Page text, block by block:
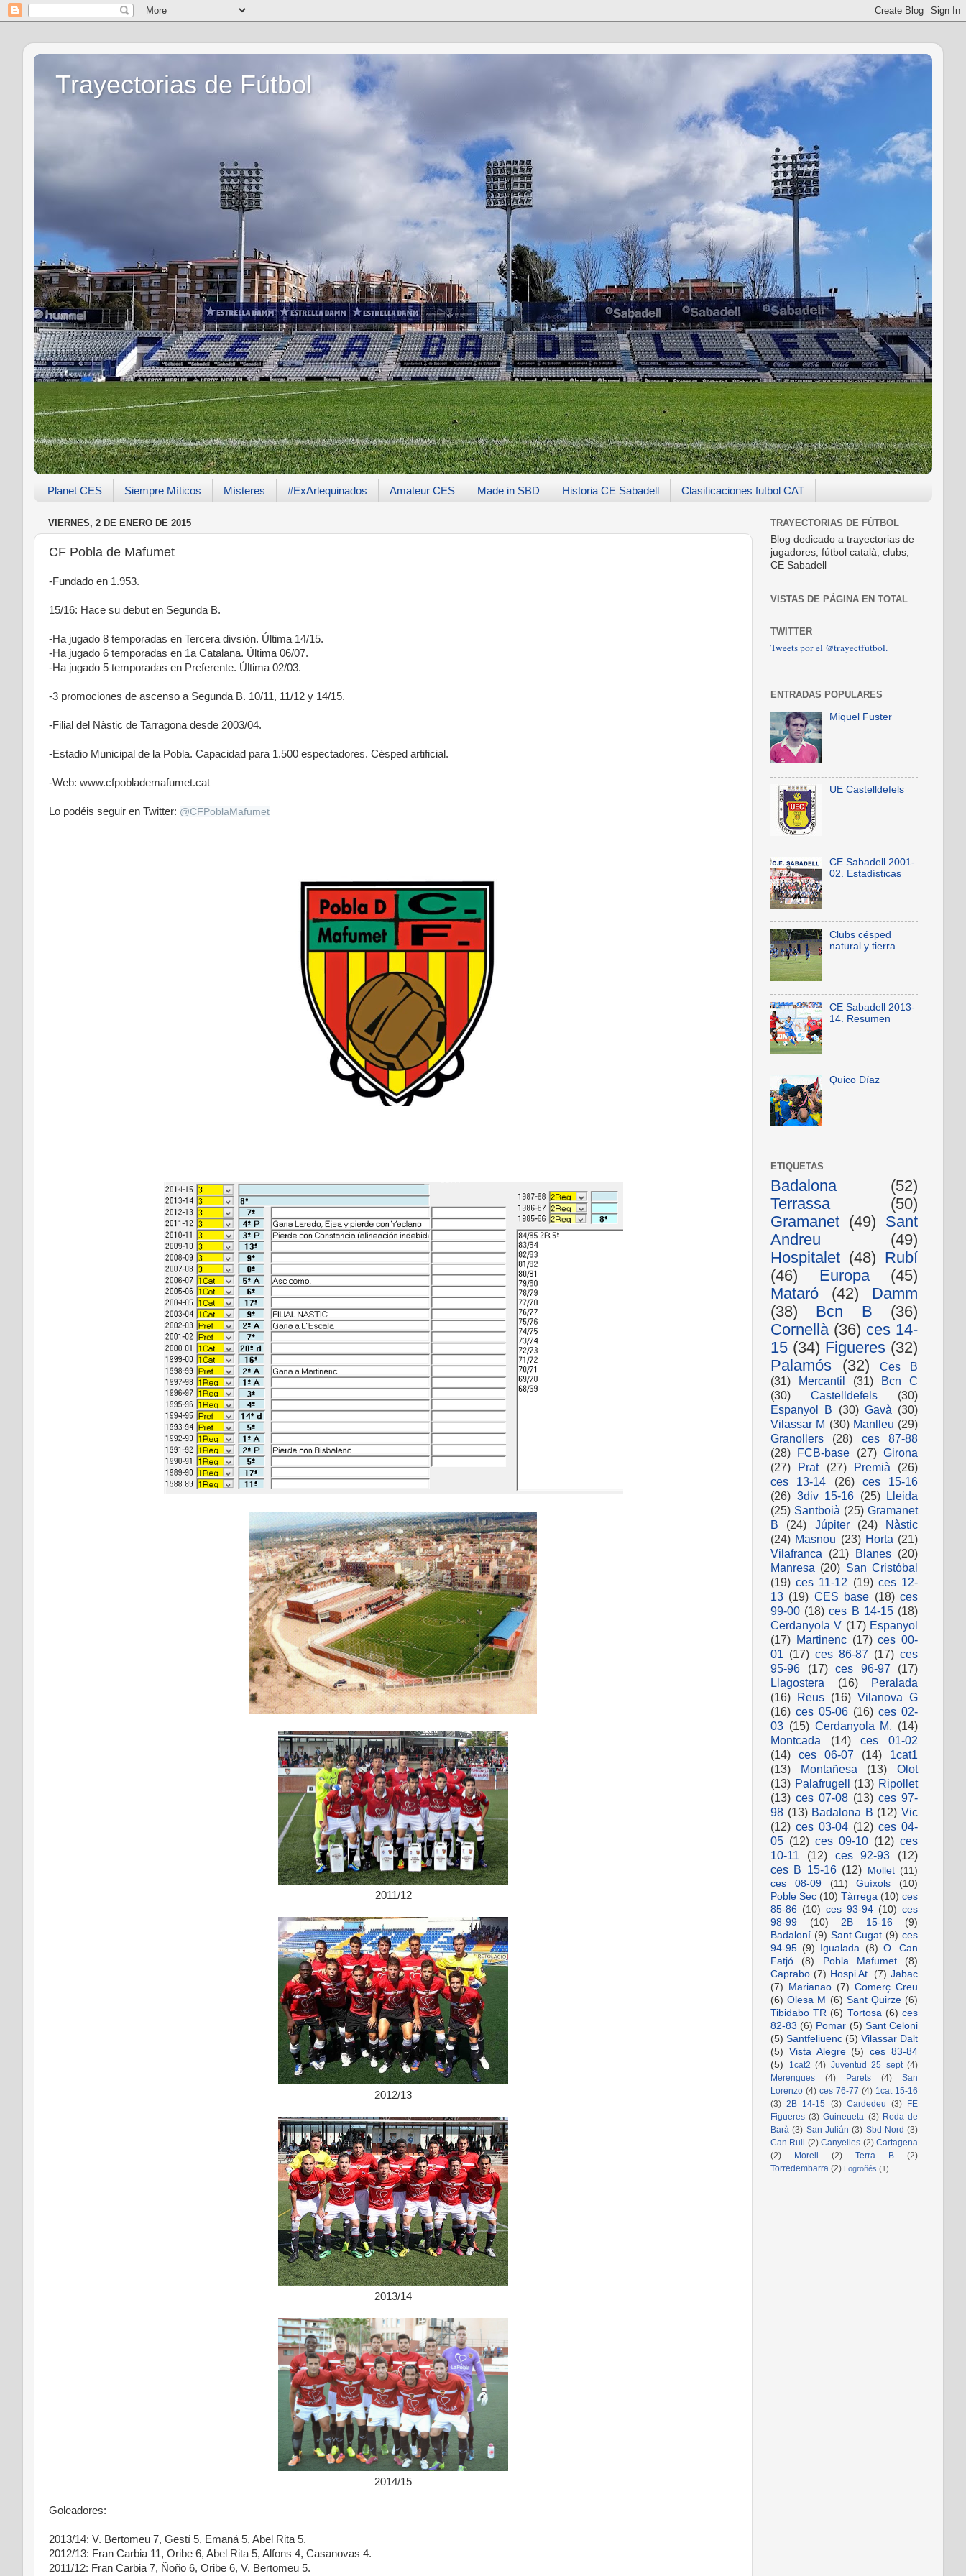
Trayectorias de Fútbol
Planet CES Siempre Míticos Místeres #ExArlequinados Amateur CES Made in SBD Historia CE Sabadell Clasificaciones futbol CAT
VIERNES, 2 DE ENERO DE 2015
CF Pobla de Mafumet
-Fundado en 1.953.
15/16: Hace su debut en Segunda B.
-Ha jugado 8 temporadas en Tercera divsión. Última 14/15.
-Ha jugado 6 temporadas en 1a Catalana. Última 06/07.
-Ha jugado 5 temporadas en Preferente. Última 02/03.
-3 promociones de ascenso a Segunda B. 10/11, 11/12 y 14/15.
-Filial del Nàstic de Tarragona desde 2003/04.
-Estadio Municipal de la Pobla. Capacidad para 1.500 espectadores. Césped artificial.
-Web: www.cfpoblademafumet.cat
Lo podéis seguir en Twitter: @CFPoblaMafumet
2011/12
2012/13
2013/14
2014/15
Goleadores:
2013/14: V. Bertomeu 7, Gestí 5, Emaná 5, Abel Rita 5.
2012/13: Fran Carbia 11, Oribe 6, Abel Rita 5, Alfons 4, Casanovas 4.
2011/12: Fran Carbia 7, Ñoño 6, Oribe 6, V. Bertomeu 5.
TRAYECTORIAS DE FÚTBOL
Blog dedicado a trayectorias de
jugadores, fútbol català, clubs,
CE Sabadell
VISTAS DE PÁGINA EN TOTAL
TWITTER
Tweets por el @trayectfutbol.
ENTRADAS POPULARES
Miquel Fuster
UE Castelldefels
CE Sabadell 2001-
02. Estadísticas
Clubs césped
natural y tierra
CE Sabadell 2013-
14. Resumen
Quico Díaz
ETIQUETAS
Badalona
(52)
Terrassa
(50)
Gramanet (49) Sant
Andreu
(49)
Hospitalet (48) Rubí
(46)
Europa
(45)
Mataró
(42)
Damm
(38)
Bcn B
(36)
Cornellà (36) ces 14-
15 (34) Figueres (32)
Palamós
(32)
Ces B
(31)
Mercantil (31)
Bcn C
(30)
Castelldefels
(30)
Espanyol B
(30) Gavà (30)
Vilassar M (30) Manlleu (29)
Granollers
(28)
ces 87-88
(28) FCB-base (27) Girona
(27)
Prat (27) Premià
(26)
ces 13-14
(26)
ces 15-16
(26) 3div 15-16 (25) Lleida
(25) Santboià (25) Gramanet
B
(24) Júpiter (24)
Nàstic
(24) Masnou (23) Horta (21)
Vilafranca
(21) Blanes (20)
Manresa (20) San Cristóbal
(19) ces 11-12 (19) ces 12-
13 (19) CES base (18) ces
99-00 (18) ces B 14-15 (18)
Cerdanyola V (17) Espanyol
(17) Martinenc (17) ces 00-
01
(17) ces 86-87 (17) ces
95-96
(17) ces 96-97
(17)
Llagostera
(16)
Peralada
(16) Reus (16) Vilanova G
(16) ces 05-06 (16) ces 02-
03 (15) Cerdanyola M.
(14)
Montcada
(14)
ces 01-02
(14)
ces 06-07 (14)
1cat1
(13)
Montañesa (13)
Olot
(13) Palafrugell (13) Ripollet
(13) ces 07-08 (13) ces 97-
98 (13) Badalona B (12) Vic
(12) ces 03-04 (12) ces 04-
05 (12) ces 09-10 (12) ces
10-11
(12) ces 92-93
(12)
ces B 15-16 (12) Mollet (11)
ces 08-09
(11) Guíxols
(10)
Poble Sec (10) Tàrrega (10) ces
85-86 (10) ces 93-94 (10) ces
98-99
(10) 2B 15-16
(9)
Badaloní (9) Sant Cugat (9) ces
94-95 (9) Igualada (8) O. Can
Fatjó
(8) Pobla Mafumet
(8)
Caprabo (7) Hospi At. (7) Jabac
(7) Marianao (7) Comerç Creu
(6) Olesa M (6) Sant Quirze (6)
Tibidabo TR (6) Tortosa (6) ces
82-83 (6) Pomar (5) Sant Celoni
(5) Santfeliuenc (5) Vilassar Dalt
(5) Vista Alegre (5)
ces 83-84
(5)
1cat2 (4) Juventud 25 sept (4)
Merengues
(4) Parets (4)
San
Lorenzo (4) ces 76-77 (4) 1cat 15-16
(3) 2B 14-15 (3) Cardedeu (3) FE
Figueres (3) Guineueta (3) Roda de
Barà (3) San Julián (3) Sbd-Nord (3)
Can Rull (2) Canyelles (2) Cartagena
(2)
Morell (2) Terra B
(2)
Torredembarra (2) Logroñés (1)